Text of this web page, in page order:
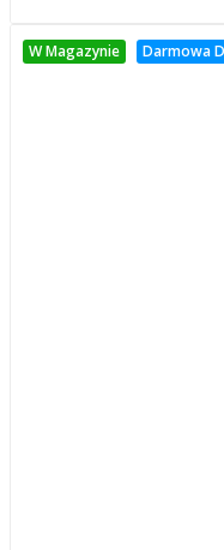
W Magazynie Darmowa